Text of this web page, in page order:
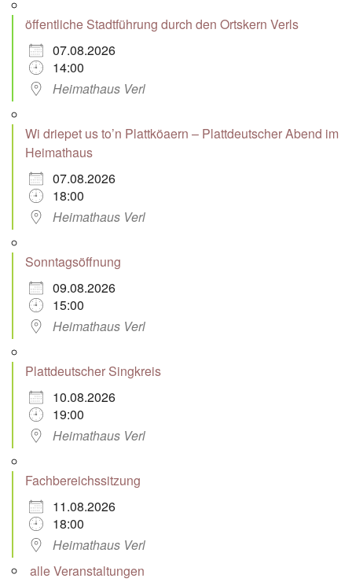
öffentliche Stadtführung durch den Ortskern Verls
07.08.2026
14:00
Heimathaus Verl
Wi driepet us to’n Plattköaern – Plattdeutscher Abend im
Heimathaus
07.08.2026
18:00
Heimathaus Verl
Sonntagsöffnung
09.08.2026
15:00
Heimathaus Verl
Plattdeutscher Singkreis
10.08.2026
19:00
Heimathaus Verl
Fachbereichssitzung
11.08.2026
18:00
Heimathaus Verl
alle Veranstaltungen